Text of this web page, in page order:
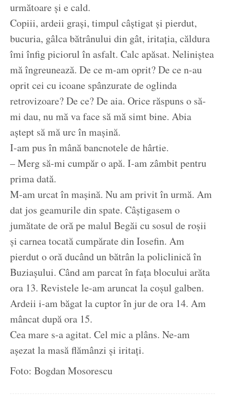
următoare și e cald.
Copiii, ardeii grași, timpul câștigat și pierdut,
bucuria, gâlca bătrânului din gât, iritația, căldura
îmi înfig piciorul în asfalt. Calc apăsat. Neliniștea
mă îngreunează. De ce m-am oprit? De ce n-au
oprit cei cu icoane spânzurate de oglinda
retrovizoare? De ce? De aia. Orice răspuns o să-
mi dau, nu mă va face să mă simt bine. Abia
aștept să mă urc în mașină.
I-am pus în mână bancnotele de hârtie.
– Merg să-mi cumpăr o apă. I-am zâmbit pentru
prima dată.
M-am urcat în mașină. Nu am privit în urmă. Am
dat jos geamurile din spate. Câștigasem o
jumătate de oră pe malul Begăi cu sosul de roșii
și carnea tocată cumpărate din Iosefin. Am
pierdut o oră ducând un bătrân la policlinică în
Buziașului. Când am parcat în fața blocului arăta
ora 13. Revistele le-am aruncat la coșul galben.
Ardeii i-am băgat la cuptor în jur de ora 14. Am
mâncat după ora 15.
Cea mare s-a agitat. Cel mic a plâns. Ne-am
așezat la masă flămânzi și iritați.
Foto: Bogdan Mosorescu